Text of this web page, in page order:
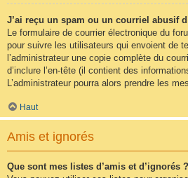
J’ai reçu un spam ou un courriel abusif
Le formulaire de courrier électronique du
pour suivre les utilisateurs qui envoient de
l’administrateur une copie complète du
d’inclure l’en-tête (il contient des
L’administrateur pourra alors prendre les
Haut
Amis et ignorés
Que sont mes listes d’amis et d’ignorés ?